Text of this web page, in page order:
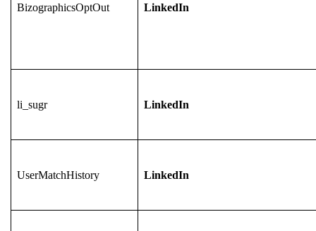
BizographicsOptOut LinkedIn
li_sugr LinkedIn
UserMatchHistory LinkedIn